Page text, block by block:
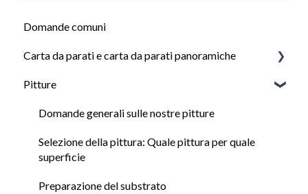
Domande comuni
Carta da parati e carta da parati panoramiche
Domande generali sulla carta da parati
Tipi di carta da parati
Calcolo dei requisiti della carta da parati
Pitture
Domande generali sulle nostre pitture
Selezione della pittura: Quale pittura per quale
superficie
Preparazione del substrato